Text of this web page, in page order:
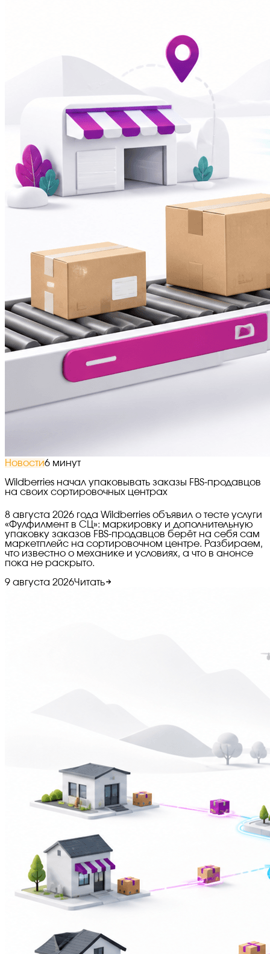
Новости6 минут
Wildberries начал упаковывать заказы FBS-продавцов
на своих сортировочных центрах
8 августа 2026 года Wildberries объявил о тесте услуги
«Фулфилмент в СЦ»: маркировку и дополнительную
упаковку заказов FBS-продавцов берёт на себя сам
маркетплейс на сортировочном центре. Разбираем,
что известно о механике и условиях, а что в анонсе
пока не раскрыто.
9 августа 2026Читать